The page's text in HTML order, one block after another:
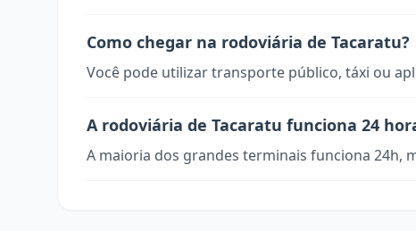
Como chegar na rodoviária de Tacaratu?
Você pode utilizar transporte público, táxi ou
A rodoviária de Tacaratu funciona 24
A maioria dos grandes terminais funciona 24h,